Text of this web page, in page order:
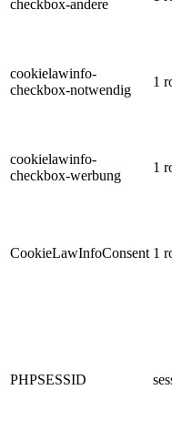
checkbox-andere
cookielawinfo-
checkbox-notwendig
1
cookielawinfo-
checkbox-werbung
1
CookieLawInfoConsent 1
PHPSESSID